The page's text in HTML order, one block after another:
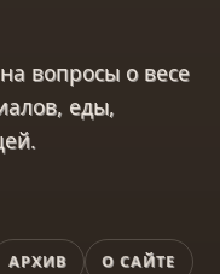
АРХИВ О САЙТЕ
вопросы о весе
еды,